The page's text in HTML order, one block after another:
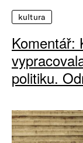
kultura
Komentář:
politiku.